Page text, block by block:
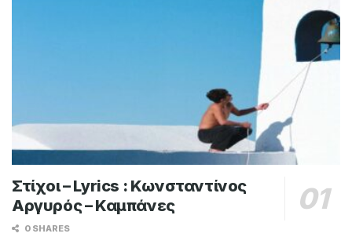
Στίχοι – Lyrics : Κωνσταντίνος
Αργυρός – Καμπάνες
0 SHARES